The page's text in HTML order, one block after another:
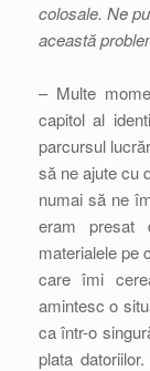
colosale. Ne
această
– Multe
capitol al
parcursul
să ne ajute cu
numai să ne
eram presat
materialele pe
care îmi
amintesc o
ca într-o
plata